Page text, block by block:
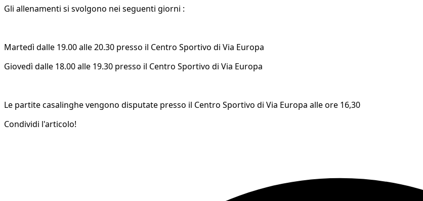
Gli allenamenti si svolgono nei seguenti giorni :
Martedì dalle 19.00 alle 20.30 presso il Centro Sportivo di Via Europa
Giovedì dalle 18.00 alle 19.30 presso il Centro Sportivo di Via Europa
Le partite casalinghe vengono disputate presso il Centro Sportivo di Via Europa alle ore 16,30
Condividi l'articolo!